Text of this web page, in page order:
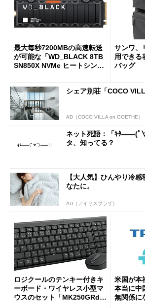
最大毎秒7200MBの高速転送
が可能な「WD_BLACK 8TB
SN850X NVMe ヒートシンク
サンワ、
用できる
バッグ
シェア別荘「COCO
AD（COCO VILLA on GOETHE）
ネット死語：「ｷﾀ――(
タ、知ってる？
【大人気】ひんやり冷
なたに。
AD（アイリスプラザ）
ロジクールのテンキー付きキ
ーボード・ワイヤレス小型マ
ウスのセット「MK250GRd」
米国が
本当に中
無関係